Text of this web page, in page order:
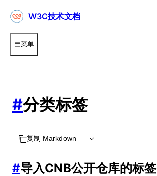
W3C技术文档
菜单
#分类标签
复制 Markdown
#导入CNB公开仓库的标签